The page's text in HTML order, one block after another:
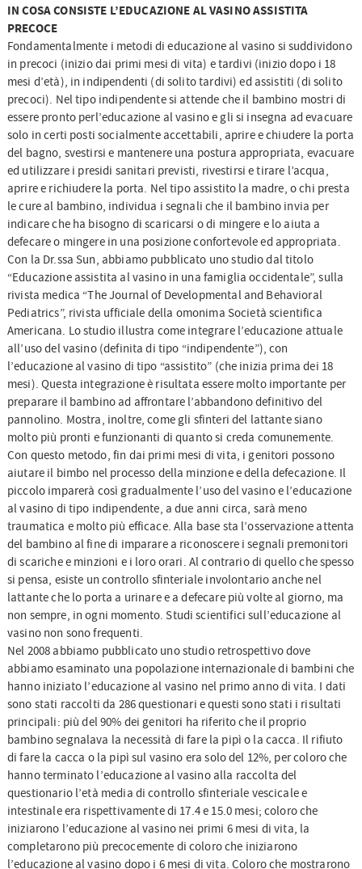
IN COSA CONSISTE L’EDUCAZIONE AL VASINO ASSISTITA
PRECOCE
Fondamentalmente i metodi di educazione al vasino si suddividono
in precoci (inizio dai primi mesi di vita) e tardivi (inizio dopo i 18
mesi d’età), in indipendenti (di solito tardivi) ed assistiti (di solito
precoci). Nel tipo indipendente si attende che il bambino mostri di
essere pronto perl’educazione al vasino e gli si insegna ad evacuare
solo in certi posti socialmente accettabili, aprire e chiudere la porta
del bagno, svestirsi e mantenere una postura appropriata, evacuare
ed utilizzare i presidi sanitari previsti, rivestirsi e tirare l’acqua,
aprire e richiudere la porta. Nel tipo assistito la madre, o chi presta
le cure al bambino, individua i segnali che il bambino invia per
indicare che ha bisogno di scaricarsi o di mingere e lo aiuta a
defecare o mingere in una posizione confortevole ed appropriata.
Con la Dr.ssa Sun, abbiamo pubblicato uno studio dal titolo
“Educazione assistita al vasino in una famiglia occidentale”, sulla
rivista medica “The Journal of Developmental and Behavioral
Pediatrics”, rivista ufficiale della omonima Società scientifica
Americana. Lo studio illustra come integrare l’educazione attuale
all’uso del vasino (definita di tipo “indipendente”), con
l’educazione al vasino di tipo “assistito” (che inizia prima dei 18
mesi). Questa integrazione è risultata essere molto importante per
preparare il bambino ad affrontare l’abbandono definitivo del
pannolino. Mostra, inoltre, come gli sfinteri del lattante siano
molto più pronti e funzionanti di quanto si creda comunemente.
Con questo metodo, fin dai primi mesi di vita, i genitori possono
aiutare il bimbo nel processo della minzione e della defecazione. Il
piccolo imparerà così gradualmente l’uso del vasino e l’educazione
al vasino di tipo indipendente, a due anni circa, sarà meno
traumatica e molto più efficace. Alla base sta l’osservazione attenta
del bambino al fine di imparare a riconoscere i segnali premonitori
di scariche e minzioni e i loro orari. Al contrario di quello che spesso
si pensa, esiste un controllo sfinteriale involontario anche nel
lattante che lo porta a urinare e a defecare più volte al giorno, ma
non sempre, in ogni momento. Studi scientifici sull’educazione al
vasino non sono frequenti.
Nel 2008 abbiamo pubblicato uno studio retrospettivo dove
abbiamo esaminato una popolazione internazionale di bambini che
hanno iniziato l’educazione al vasino nel primo anno di vita. I dati
sono stati raccolti da 286 questionari e questi sono stati i risultati
principali: più del 90% dei genitori ha riferito che il proprio
bambino segnalava la necessità di fare la pipì o la cacca. Il rifiuto
di fare la cacca o la pipì sul vasino era solo del 12%, per coloro che
hanno terminato l’educazione al vasino alla raccolta del
questionario l’età media di controllo sfinteriale vescicale e
intestinale era rispettivamente di 17.4 e 15.0 mesi; coloro che
iniziarono l’educazione al vasino nei primi 6 mesi di vita, la
completarono più precocemente di coloro che iniziarono
l’educazione al vasino dopo i 6 mesi di vita. Coloro che mostrarono